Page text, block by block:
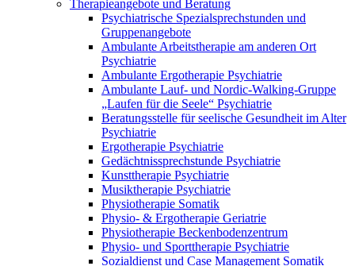
Therapieangebote und Beratung
Psychiatrische Spezialsprechstunden und
Gruppenangebote
Ambulante Arbeitstherapie am anderen Ort
Psychiatrie
Ambulante Ergotherapie Psychiatrie
Ambulante Lauf- und Nordic-Walking-Gruppe
„Laufen für die Seele“ Psychiatrie
Beratungsstelle für seelische Gesundheit im Alter
Psychiatrie
Ergotherapie Psychiatrie
Gedächtnissprechstunde Psychiatrie
Kunsttherapie Psychiatrie
Musiktherapie Psychiatrie
Physiotherapie Somatik
Physio- & Ergotherapie Geriatrie
Physiotherapie Beckenbodenzentrum
Physio- und Sporttherapie Psychiatrie
Sozialdienst und Case Management Somatik